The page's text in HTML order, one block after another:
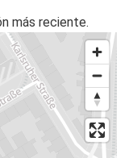
más reciente.